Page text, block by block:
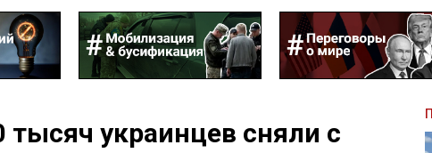
тысяч украинцев сняли с